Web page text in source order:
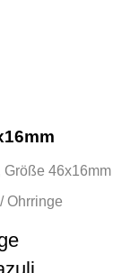
46x16mm
/Ohrringe